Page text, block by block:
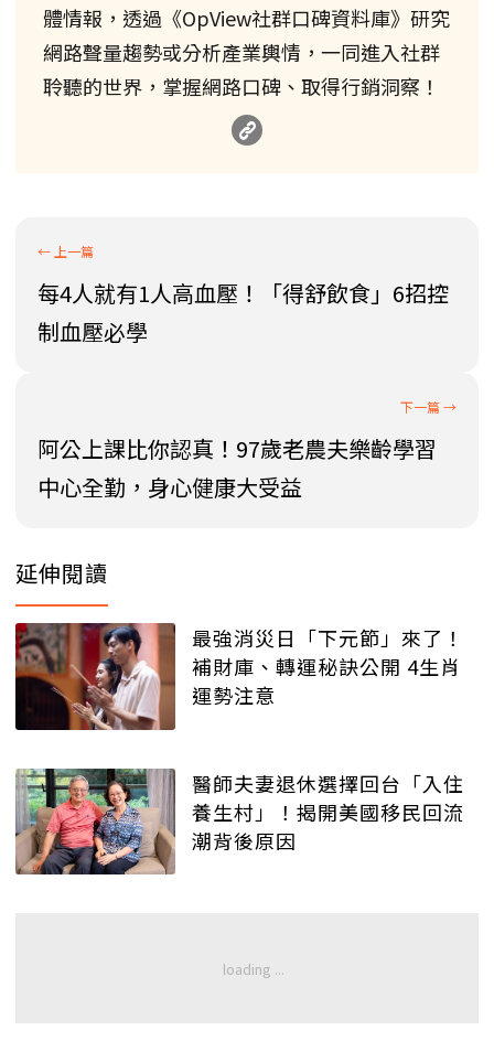
體情報，透過《OpView社群口碑資料庫》研究
網路聲量趨勢或分析產業輿情，一同進入社群
聆聽的世界，掌握網路口碑、取得行銷洞察！
每4人就有1人高血壓！「得舒飲食」6招控
制血壓必學
阿公上課比你認真！97歲老農夫樂齡學習
中心全勤，身心健康大受益
延伸閱讀
最強消災日「下元節」來了！
補財庫、轉運秘訣公開 4生肖
運勢注意
醫師夫妻退休選擇回台「入住
養生村」！揭開美國移民回流
潮背後原因